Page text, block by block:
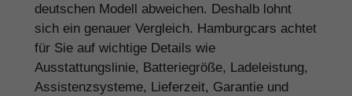
deutschen Modell abweichen. Deshalb lohnt
sich ein genauer Vergleich. Hamburgcars achtet
für Sie auf wichtige Details wie
Ausstattungslinie, Batteriegröße, Ladeleistung,
Assistenzsysteme, Lieferzeit, Garantie und